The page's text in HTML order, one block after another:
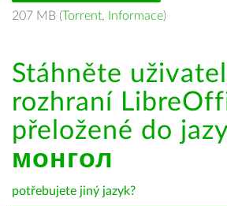
207 MB (Torrent, Informace)
Stáhněte
rozhraní
přeložené do
монгол
potřebujete jiný jazyk?